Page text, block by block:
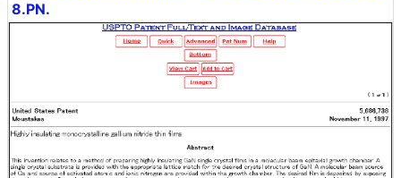
8.PN.